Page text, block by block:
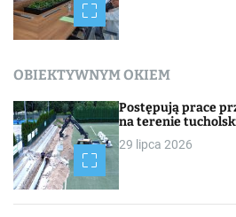
OBIEKTYWNYM OKIEM
Postępują prace
na terenie
29 lipca 2026